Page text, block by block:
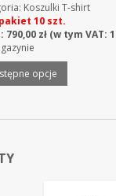
Koszulki T-shirt
10 szt.
790,00 zł (w tym VAT:
opcje